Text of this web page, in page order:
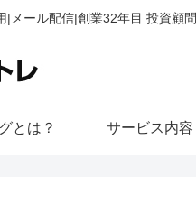
|メール配信|創業32年目 投資顧問
とは？ サービス内容